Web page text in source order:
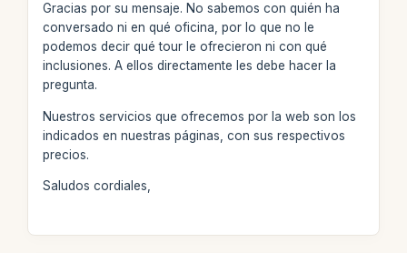
Gracias por su mensaje. No sabemos con quién ha
conversado ni en qué oficina, por lo que no le
podemos decir qué tour le ofrecieron ni con qué
inclusiones. A ellos directamente les debe hacer la
pregunta.
Nuestros servicios que ofrecemos por la web son los
indicados en nuestras páginas, con sus respectivos
precios.
Saludos cordiales,